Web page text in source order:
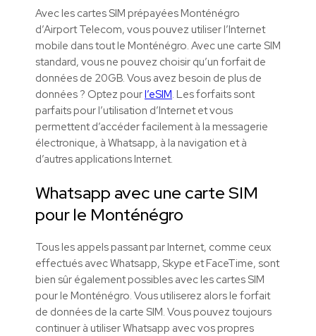
Avec les cartes SIM prépayées Monténégro
d’Airport Telecom, vous pouvez utiliser l’Internet
mobile dans tout le Monténégro. Avec une carte SIM
standard, vous ne pouvez choisir qu’un forfait de
données de 20GB. Vous avez besoin de plus de
données ? Optez pourl’eSIM. Les forfaits sont
parfaits pour l’utilisation d’Internet et vous
permettent d’accéder facilement à la messagerie
électronique, à Whatsapp, à la navigation et à
d’autres applications Internet.
Whatsapp avec une carte SIM
pour le Monténégro
Tous les appels passant par Internet, comme ceux
effectués avec Whatsapp, Skype et FaceTime, sont
bien sûr également possibles avec les cartes SIM
pour le Monténégro. Vous utiliserez alors le forfait
de données de la carte SIM. Vous pouvez toujours
continuer à utiliser Whatsapp avec vos propres